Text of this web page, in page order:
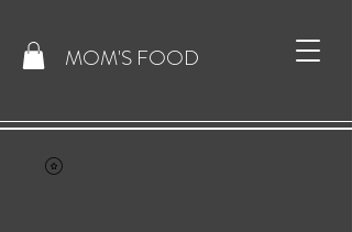
​MOM'S FOOD